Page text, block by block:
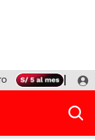
TINKA RESULTADOS